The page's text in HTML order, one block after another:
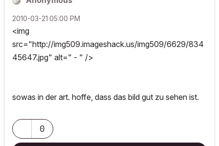
‎2010-03-21 05:00 PM
<img
src="http://img509.imageshack.us/img509/6629/834
45647.jpg" alt=" - " />
sowas in der art. hoffe, dass das bild gut zu sehen ist.
0